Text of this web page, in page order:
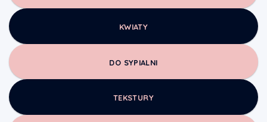
KWIATY
DO SYPIALNI
TEKSTURY